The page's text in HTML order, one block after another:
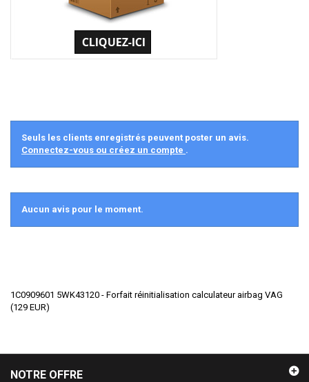
Seuls les clients enregistrés peuvent poster un avis.
Connectez-vous ou créez un compte .
Aucun avis pour le moment.
1C0909601 5WK43120 - Forfait réinitialisation calculateur airbag VAG
(129 EUR)
NOTRE OFFRE